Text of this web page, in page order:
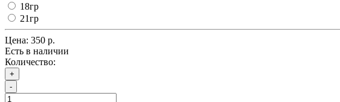
18гр
21гр
Цена: 350 р.
Есть в наличии
Количество:
+
-